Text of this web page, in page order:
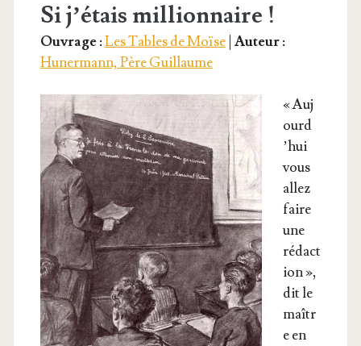
Si j’étais millionnaire !
Ouvrage :Les Tables de Moïse| Auteur :
Hunermann, Père Guillaume
« Auj
ourd
’­hui
vous
allez
faire
une
rédac­t
ion »,
dit le
maîtr
e en